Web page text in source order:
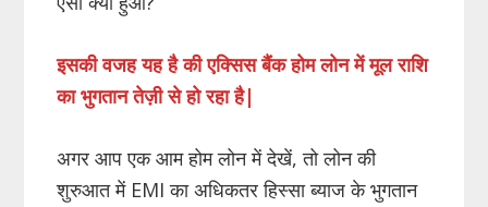
इसकी वजह यह है की एक्सिस बैंक होम लोन में मूल राशि
का भुगतान तेज़ी से हो रहा है|
अगर आप एक आम होम लोन में देखें, तो लोन की
शुरुआत में EMI का अधिकतर हिस्सा ब्याज के भुगतान